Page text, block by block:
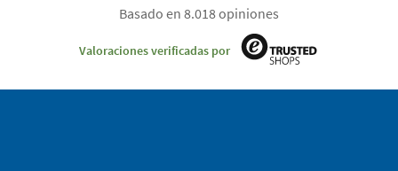
Basado en 8.018 opiniones
Valoraciones verificadas por